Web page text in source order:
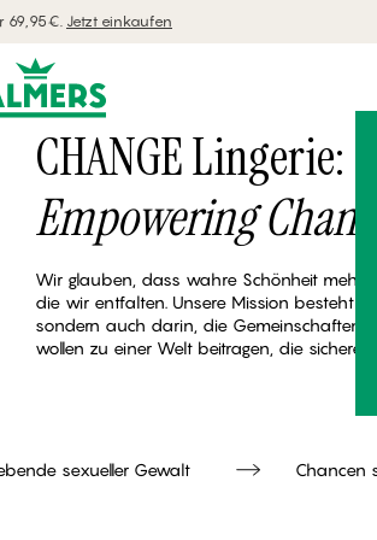
69,95€. Jetzt einkaufen
CHANGE Lingerie:
Empowering Change
Wir glauben, dass wahre Schönheit mehr
die wir entfalten. Unsere Mission besteht
sondern auch darin, die Gemeinschaften
wollen zu einer Welt beitragen, die
sexueller Gewalt
sexueller Gewalt Chancen